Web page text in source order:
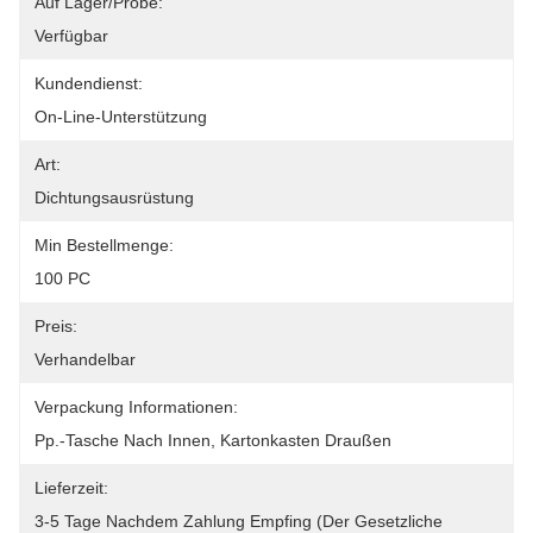
Verfügbar
Kundendienst:
On-Line-Unterstützung
Art:
Dichtungsausrüstung
Min Bestellmenge:
100 PC
Preis:
Verhandelbar
Verpackung Informationen:
Pp.-Tasche Nach Innen, Kartonkasten Draußen
Lieferzeit:
3-5 Tage Nachdem Zahlung Empfing (der Gesetzliche